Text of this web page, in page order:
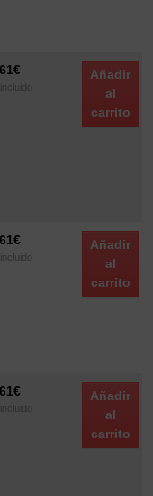
€
Añadir
al
carrito
€
Añadir
al
carrito
€
Añadir
al
carrito